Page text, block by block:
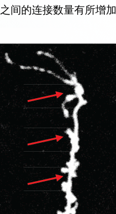
间的连接数量有所增加